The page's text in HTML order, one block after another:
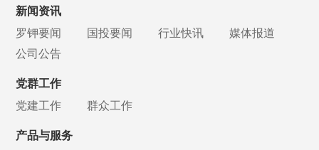
新闻资讯
罗钾要闻
国投要闻 行业快讯
媒体报道
公司公告
党群工作
党建工作
群众工作
产品与服务